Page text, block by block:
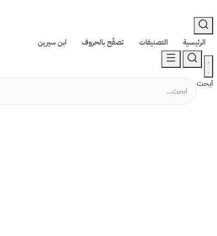
الرئيسية التصنيفات تصفّح بالحروف ابن سيرين
ابحث